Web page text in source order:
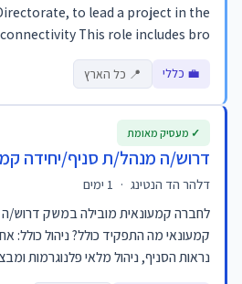
to lead a project in the
This role includes bro...
💼 כללי 📍 כל הארץ
דרוש/ה מנהל/ת סניף/יחידה
דלהר הד הנטינג ·
לחברה קמעונאית מובילה במשק דרוש/ה
קמעונאי מה התפקיד כולל? ניהול כולל:
נראות הסניף, ניהול מלאי פלנוגרמות
✓ מעסיק מאומת